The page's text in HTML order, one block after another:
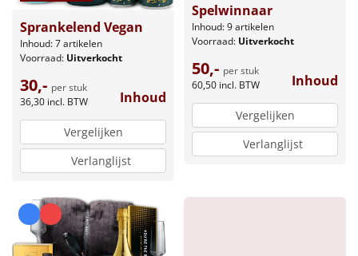
Alle artikelen
Overige
Ideeën
Personeel
Doe het zelf
Sinterklaaspakketten
Particulier
Sprankelend Vegan
Inhoud: 7 artikelen
Voorraad: Uitverkocht
30,- per stuk
36,30 incl. BTW Inhoud
Vergelijken
Verlanglijst
Spelwinnaar
Inhoud: 9 artikelen
Voorraad: Uitverkocht
50,- per stuk
60,50 incl. BTW Inhoud
Vergelijken
Verlanglijst